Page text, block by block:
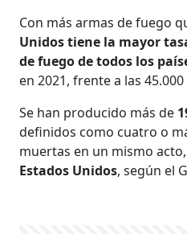
Con más armas de fuego
Unidos tiene la mayor
de fuego de todos los
en 2021, frente a las
Se han producido más de
definidos como cuatro o
muertas en un mismo
Estados Unidos, según el